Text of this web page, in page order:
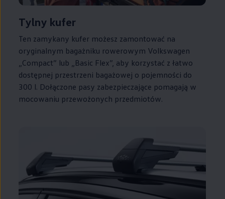
Tylny kufer
Ten zamykany kufer możesz zamontować na
oryginalnym bagażniku rowerowym Volkswagen
„Compact” lub „Basic Flex”, aby korzystać z łatwo
dostępnej przestrzeni bagażowej o pojemności do
300 l. Dołączone pasy zabezpieczające pomagają w
mocowaniu przewożonych przedmiotów.